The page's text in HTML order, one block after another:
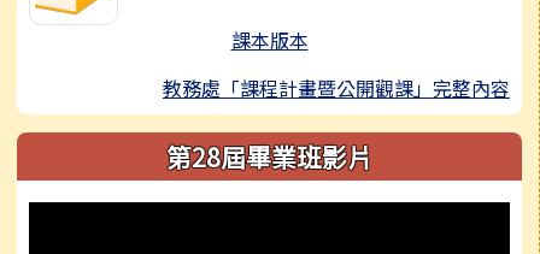
課本版本
教務處「課程計畫暨公開觀課」完整內容
第28屆畢業班影片